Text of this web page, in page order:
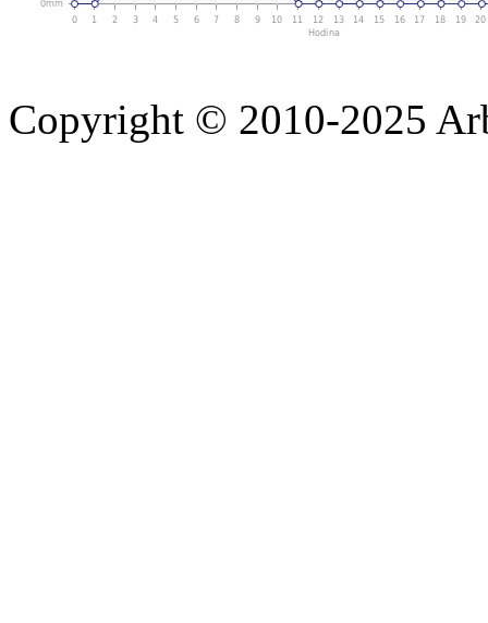
Copyright © 2010-2025